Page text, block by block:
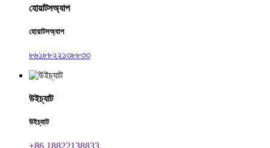
হোয়াটসঅ্যাপ
হোয়াটসঅ্যাপ
৮৬১৮৮২২১৩৮৮৩৩
উইচ্যাট
উইচ্যাট
+86 18822138833